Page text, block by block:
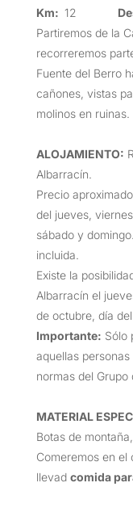
Km: 12
Partiremos de la
recorreremos
Fuente del Berro
cañones, vistas
molinos en ruinas.
ALOJAMIENTO:
Albarracín.
Precio
del jueves,
sábado y
incluida.
Existe la
Albarracín el
de octubre, día
Importante: Sólo
aquellas
normas del Grupo
MATERIAL
Botas de
Comeremos en el
llevad comida